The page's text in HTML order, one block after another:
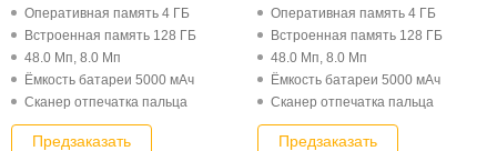
Оперативная память 4 ГБ
Встроенная память 128 ГБ
48.0 Мп, 8.0 Мп
Ёмкость батареи 5000 мАч
Cканер отпечатка пальца
Предзаказать
Оперативная память 4 ГБ
Встроенная память 128 ГБ
48.0 Мп, 8.0 Мп
Ёмкость батареи 5000 мАч
Cканер отпечатка пальца
Предзаказать